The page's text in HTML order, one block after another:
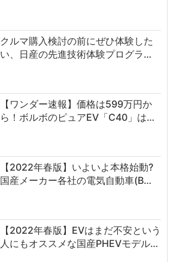
クルマ購入検討の前にぜひ体験した
い、日産の先進技術体験プログラ…
【ワンダー速報】価格は599万円か
ら！ボルボのピュアEV「C40」は…
【2022年春版】いよいよ本格始動?
国産メーカー各社の電気自動車(B…
【2022年春版】EVはまだ不安という
人にもオススメな国産PHEVモデル…